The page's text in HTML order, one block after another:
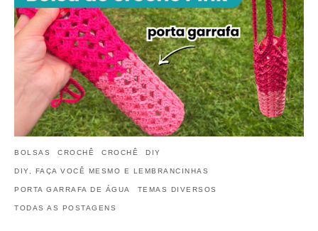
BOLSAS CROCHÊ CROCHÊ DIY
DIY, FAÇA VOCÊ MESMO E LEMBRANCINHAS
PORTA GARRAFA DE ÁGUA TEMAS DIVERSOS
TODAS AS POSTAGENS